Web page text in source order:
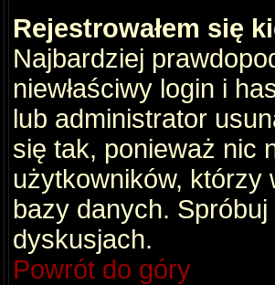
Rejestrowałem się
Najbardziej
niewłaściwy login i
lub administrator
się tak, ponieważ nic
użytkowników, którzy
bazy danych.
dyskusjach.
Powrót do góry